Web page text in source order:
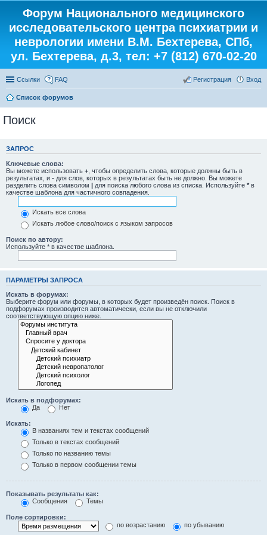
Форум Национального медицинского
исследовательского центра психиатрии и
неврологии имени В.М. Бехтерева, СПб,
ул. Бехтерева, д.3, тел: +7 (812) 670-02-20
Ссылки FAQ Вход
Регистрация
Список форумов
Поиск
ЗАПРОС
Ключевые слова:
Вы можете использовать + , чтобы определить слова, которые должны быть в
результатах, и - для слов, которых в результатах быть не должно. Вы можете
разделить слова символом | для поиска любого слова из списка. Используйте * в
качестве шаблона для частичного совпадения.
Искать все слова
Искать любое слово/поиск с языком запросов
Поиск по автору:
Используйте * в качестве шаблона.
ПАРАМЕТРЫ ЗАПРОСА
Искать в форумах:
Выберите форум или форумы, в которых будет произведён поиск. Поиск в
подфорумах производится автоматически, если вы не отключили
соответствующую опцию ниже.
Искать в подфорумах:
Да
Нет
Искать:
В названиях тем и текстах сообщений
Только в текстах сообщений
Только по названию темы
Только в первом сообщении темы
Показывать результаты как:
Сообщения
Темы
Поле сортировки:
по возрастанию
по убыванию